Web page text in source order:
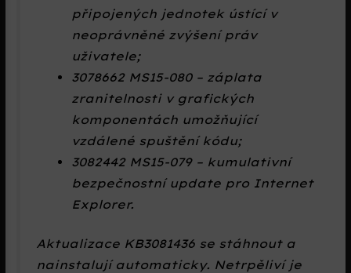
připojených jednotek ústící v
neoprávněné zvýšení práv
uživatele;
3078662 MS15-080 – záplata
zranitelnosti v grafických
komponentách umožňující
vzdálené spuštění kódu;
3082442 MS15-079 – kumulativní
bezpečnostní update pro Internet
Explorer.
Aktualizace KB3081436 se stáhnout a
nainstalují automaticky. Netrpěliví je